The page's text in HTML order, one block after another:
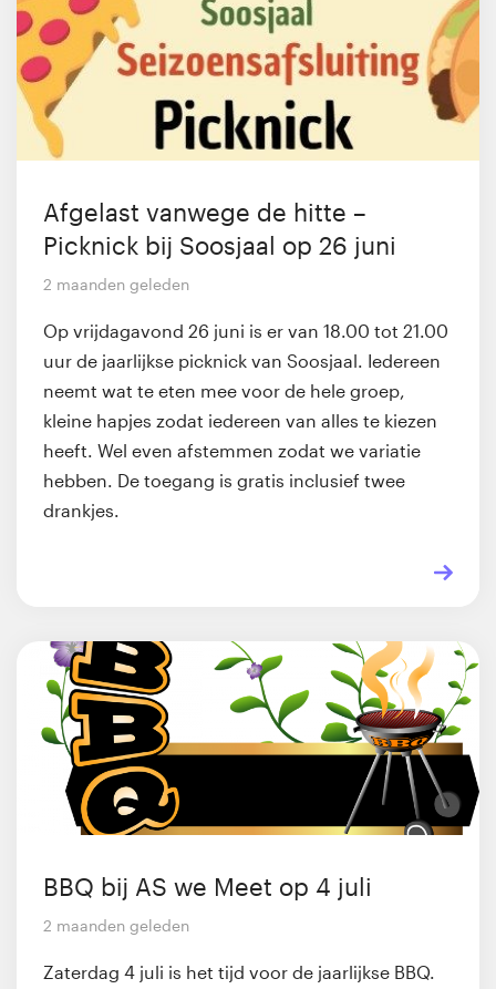
Afgelast vanwege de hitte –
Picknick bij Soosjaal op 26 juni
2 maanden geleden
Op vrijdagavond 26 juni is er van 18.00 tot 21.00
uur de jaarlijkse picknick van Soosjaal. Iedereen
neemt wat te eten mee voor de hele groep,
kleine hapjes zodat iedereen van alles te kiezen
heeft. Wel even afstemmen zodat we variatie
hebben. De toegang is gratis inclusief twee
drankjes.
BBQ bij AS we Meet op 4 juli
2 maanden geleden
Zaterdag 4 juli is het tijd voor de jaarlijkse BBQ.